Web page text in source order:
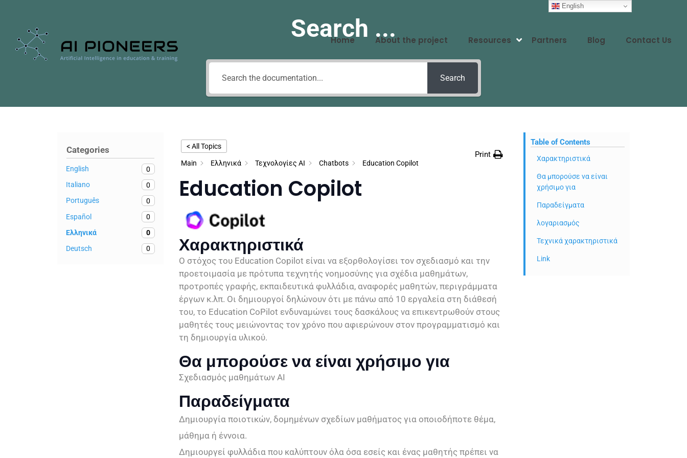
Home About the project Resources Partners Blog Contact Us
Search ...
Search
Categories
English
0
Italiano
0
Português
0
Español
0
Ελληνικά
0
Deutsch
0
< All Topics
Main Ελληνικά Τεχνολογίες AI Chatbots Education Copilot
Print
Education Copilot
Χαρακτηριστικά
Ο στόχος του Education Copilot είναι να εξορθολογίσει τον σχεδιασμό και την
προετοιμασία με πρότυπα τεχνητής νοημοσύνης για σχέδια μαθημάτων,
προτροπές γραφής, εκπαιδευτικά φυλλάδια, αναφορές μαθητών, περιγράμματα
έργων κ.λπ. Οι δημιουργοί δηλώνουν ότι με πάνω από 10 εργαλεία στη διάθεσή
του, το Education CoPilot ενδυναμώνει τους δασκάλους να επικεντρωθούν στους
μαθητές τους μειώνοντας τον χρόνο που αφιερώνουν στον προγραμματισμό και
τη δημιουργία υλικού.
Θα μπορούσε να είναι χρήσιμο για
Σχεδιασμός μαθημάτων AI
Παραδείγματα
Δημιουργία ποιοτικών, δομημένων σχεδίων μαθήματος για οποιοδήποτε θέμα,
μάθημα ή έννοια.
Δημιουργεί φυλλάδια που καλύπτουν όλα όσα εσείς και ένας μαθητής πρέπει να
Table of Contents
Χαρακτηριστικά
Θα μπορούσε να είναι
χρήσιμο για
Παραδείγματα
λογαριασμός
Τεχνικά χαρακτηριστικά
Link
English